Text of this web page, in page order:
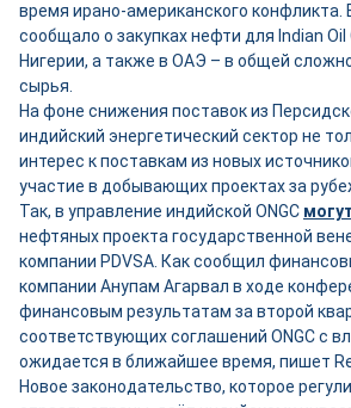
время ирано-американского конфликта.
сообщало о закупках нефти для Indian Oil
Нигерии, а также в ОАЭ – в общей
сырья.
На фоне снижения поставок из
индийский энергетический сектор не
интерес к поставкам из новых
участие в добывающих проектах за
Так, в управление индийской ONGC
нефтяных проекта государственной
компании PDVSA. Как сообщил
компании Анупам Агарвал в ходе
финансовым результатам за второй
соответствующих соглашений ONGC с
ожидается в ближайшее время, пишет
Новое законодательство, которое